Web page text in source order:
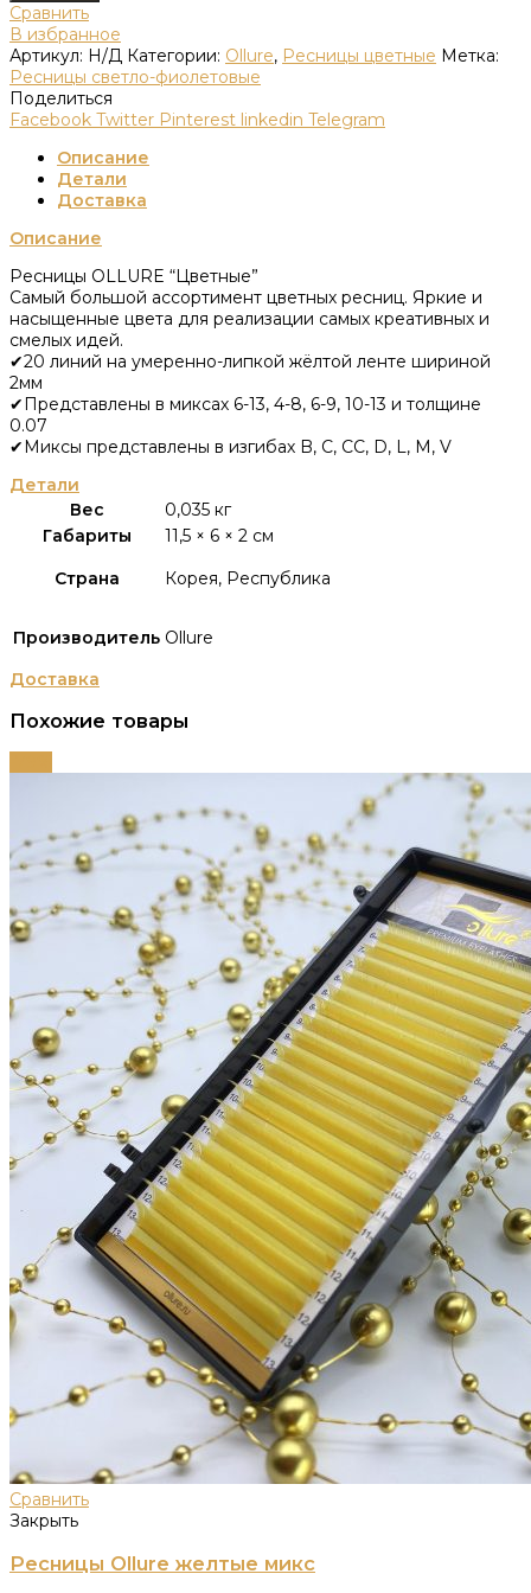
Сравнить
В избранное
Артикул: Н/Д Категории: Ollure, Ресницы цветные Метка:
Ресницы светло-фиолетовые
Поделиться
Facebook Twitter Pinterest linkedin Telegram
Описание
Детали
Доставка
Описание
Ресницы OLLURE “Цветные”
Самый большой ассортимент цветных ресниц. Яркие и
насыщенные цвета для реализации самых креативных и
смелых идей.
✔20 линий на умеренно-липкой жёлтой ленте шириной
2мм
✔Представлены в миксах 6-13, 4-8, 6-9, 10-13 и толщине
0.07
✔Миксы представлены в изгибах B, C, CC, D, L, M, V
Детали
Вес
0,035 кг
Габариты
11,5 × 6 × 2 см
Страна
Корея, Республика
Производитель Ollure
Доставка
Похожие товары
Сравнить
Закрыть
Ресницы Ollure желтые микс